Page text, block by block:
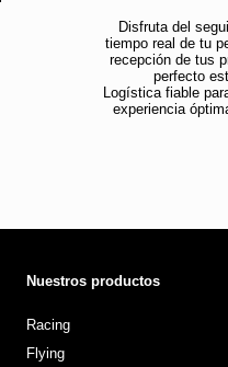
Disfruta del
tiempo real de tu
recepción de tus
perfecto
Logística fiable
experiencia
Nuestros productos
Racing
Flying